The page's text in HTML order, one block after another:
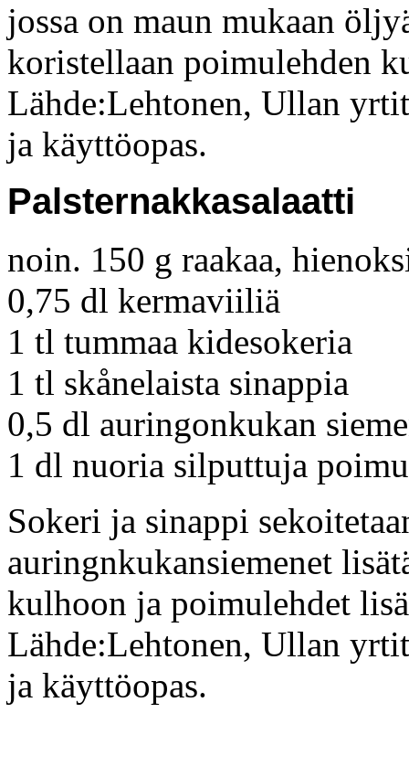
jossa on maun mukaan
koristellaan poimulehden
Lähde:Lehtonen, Ullan
ja käyttöopas.
Palsternakkasalaatti
noin. 150 g raakaa,
0,75 dl kermaviiliä
1 tl tummaa kidesokeria
1 tl skånelaista sinappia
0,5 dl auringonkukan
1 dl nuoria silputtuja
Sokeri ja sinappi
auringnkukansiemenet
kulhoon ja poimulehdet
Lähde:Lehtonen, Ullan
ja käyttöopas.